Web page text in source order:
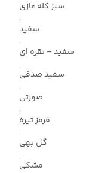
سبز کله غازی
,
سفید
,
سفید – نقره ای
,
سفید صدفی
,
صورتی
,
قرمز تیره
,
گل بهی
,
مشکی